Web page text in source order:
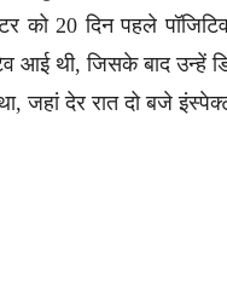
20 दिन पहले
आई थी, जिसके बाद उन्हें
जहां देर रात दो बजे